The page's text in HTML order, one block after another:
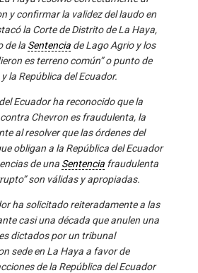
y confirmar la validez del laudo en
la Corte de Distrito de La Haya,
de la Sentencia de Lago Agrio y los
es terreno común” o punto de
la República del Ecuador.
Ecuador ha reconocido que la
Chevron es fraudulenta, la
al resolver que las órdenes del
obligan a la República del Ecuador
de una Sentencia fraudulenta
son válidas y apropiadas.
ha solicitado reiteradamente a las
casi una década que anulen una
dictados por un tribunal
sede en La Haya a favor de
de la República del Ecuador